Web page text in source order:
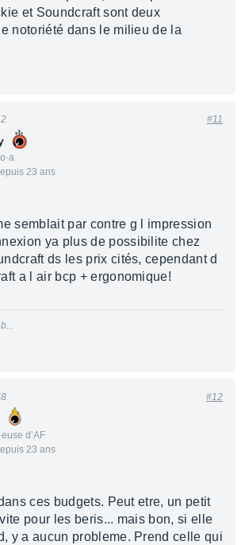
et Soundcraft sont deux
notoriété dans le milieu de la
23 ans
#11
semblait par contre g l impression
ya plus de possibilite chez
ds les prix cités, cependant d
a l air bcp + ergonomique!
d’AF
23 ans
#12
ces budgets. Peut etre, un petit
pour les beris... mais bon, si elle
y a aucun probleme. Prend celle qui